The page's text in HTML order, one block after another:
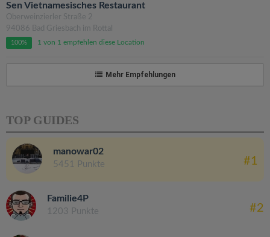
Sen Vietnamesisches Restaurant
Oberweinzierler Straße 2
94086 Bad Griesbach im Rottal
100% 1 von 1 empfehlen diese Location
Mehr Empfehlungen
TOP GUIDES
manowar02
5451 Punkte #1
Familie4P
1203 Punkte #2